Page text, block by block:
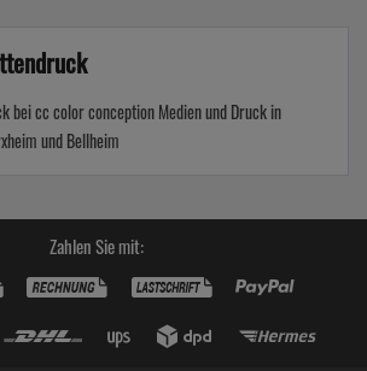
bei cc color conception Medien und Druck in
und Bellheim
Zahlen Sie mit: